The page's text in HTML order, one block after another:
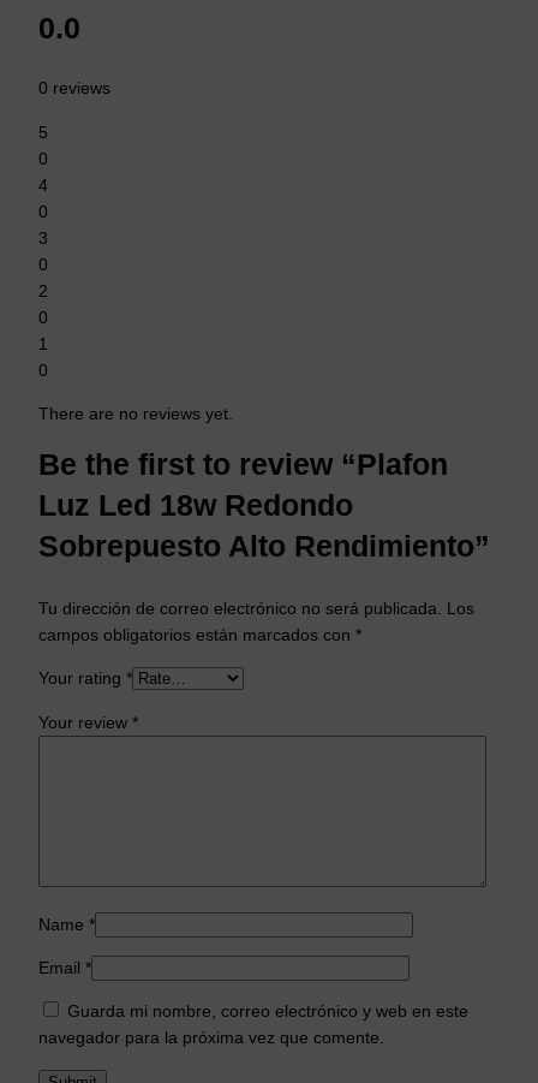
0.0
0 reviews
5
0
4
0
3
0
2
0
1
0
There are no reviews yet.
Be the first to review “Plafon
Luz Led 18w Redondo
Sobrepuesto Alto Rendimiento”
Tu dirección de correo electrónico no será publicada.
Los
campos obligatorios están marcados con *
Your rating *
Your review *
Name *
Email *
Guarda mi nombre, correo electrónico y web en este
navegador para la próxima vez que comente.